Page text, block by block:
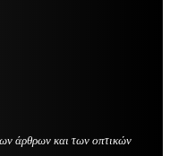
άρθρων και των οπτικών